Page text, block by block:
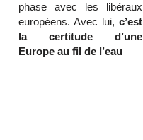
phase avec les libéraux
européens. Avec lui, c’est
la certitude d’une
Europe au fil de l’eau